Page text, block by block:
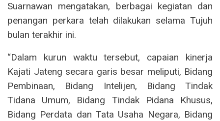
Suarnawan mengatakan, berbagai kegiatan dan
penangan perkara telah dilakukan selama Tujuh
bulan terakhir ini.
“Dalam kurun waktu tersebut, capaian kinerja
Kajati Jateng secara garis besar meliputi, Bidang
Pembinaan, Bidang Intelijen, Bidang Tindak
Tidana Umum, Bidang Tindak Pidana Khusus,
Bidang Perdata dan Tata Usaha Negara, Bidang